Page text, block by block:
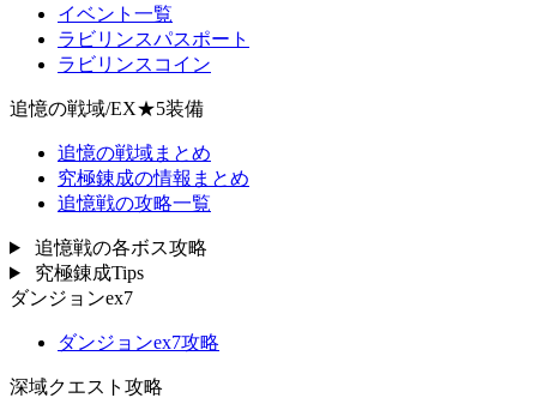
イベント一覧
ラビリンスパスポート
ラビリンスコイン
追憶の戦域/EX★5装備
追憶の戦域まとめ
究極錬成の情報まとめ
追憶戦の攻略一覧
追憶戦の各ボス攻略
究極錬成Tips
ダンジョンex7
ダンジョンex7攻略
深域クエスト攻略